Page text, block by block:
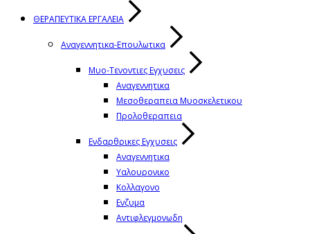
ΘΕΡΑΠΕΥΤΙΚΑ ΕΡΓΑΛΕΙΑ
Αναγεννητικα-Επουλωτικα
Μυο-Τενοντιες Εγχυσεις
Αναγεννητικα
Μεσοθεραπεια Μυοσκελετικου
Προλοθεραπεια
Ενδαρθρικες Εγχυσεις
Αναγεννητικα
Υαλουρονικο
Κολλαγονο
Ενζυμα
Αντιφλεγμονωδη